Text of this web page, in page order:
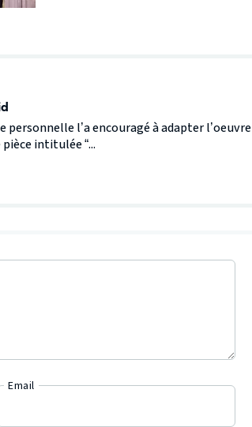
l’a encouragé à adapter l’oeuvre
intitulée “...
Email